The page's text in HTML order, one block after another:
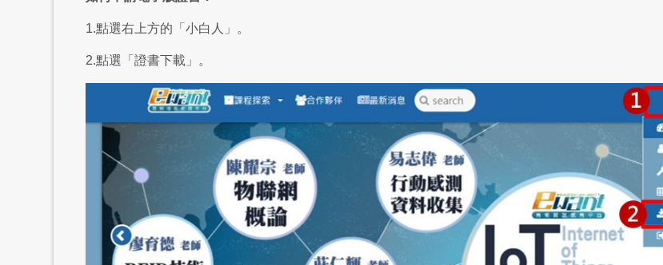
1.點選右上方的「小白人」。
2.點選「證書下載」。